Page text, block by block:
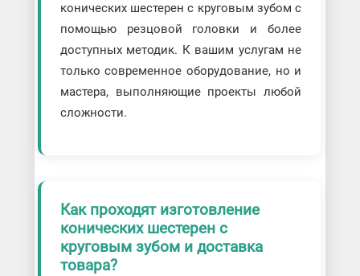
конических шестерен с круговым зубом с
помощью резцовой головки и более
доступных методик. К вашим услугам не
только современное оборудование, но и
мастера, выполняющие проекты любой
сложности.
Как проходят изготовление
конических шестерен с
круговым зубом и доставка
товара?